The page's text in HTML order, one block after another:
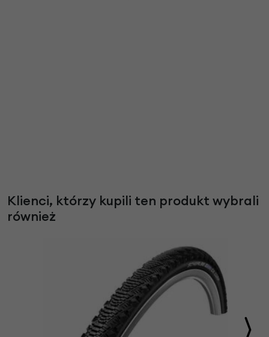
Klienci, którzy kupili ten produkt wybrali
również